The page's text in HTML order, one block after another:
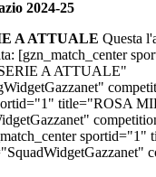
2024-25
A ATTUALE Questa
[gzn_match_center
A ATTUALE"
title="ROSA
sportid="1"